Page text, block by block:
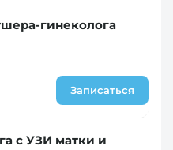
гинеколога
Записаться
с УЗИ матки и